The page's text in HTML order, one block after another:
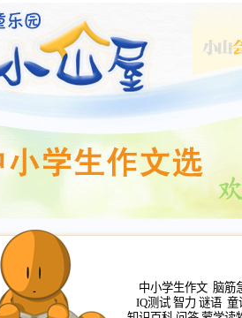
中小学生作文 脑筋
IQ测试 智力 谜语 童